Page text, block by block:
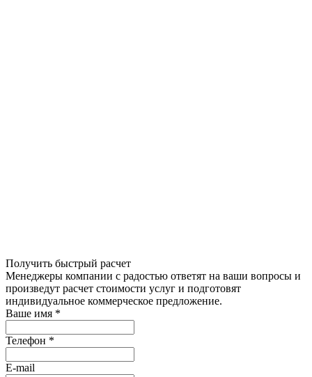
Получить быстрый расчет
Менеджеры компании с радостью ответят на ваши вопросы и
произведут расчет стоимости услуг и подготовят
индивидуальное коммерческое предложение.
Ваше имя *
Телефон *
E-mail